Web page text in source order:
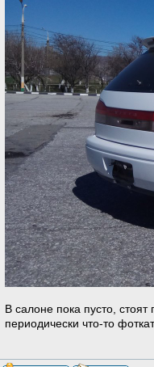
В салоне пока пусто,
периодически что-то